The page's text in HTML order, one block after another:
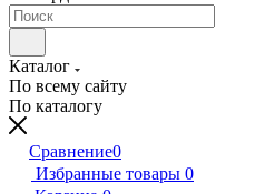
Каталог
По всему сайту
По каталогу
Сравнение0
Избранные товары 0